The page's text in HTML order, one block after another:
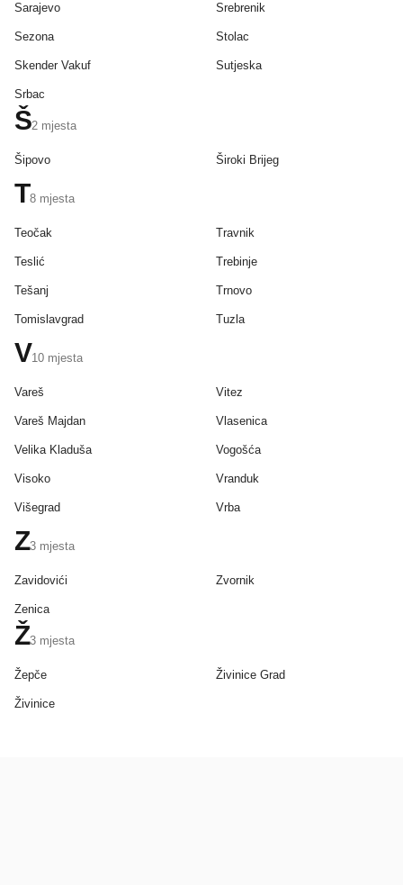
Sarajevo
Sezona
Skender Vakuf
Srbac
Srebrenik
Stolac
Sutjeska
Š2 mjesta
Šipovo Široki Brijeg
T8 mjesta
Teočak
Teslić
Tešanj
Tomislavgrad
Travnik
Trebinje
Trnovo
Tuzla
V10 mjesta
Vareš
Vareš Majdan
Velika Kladuša
Visoko
Višegrad
Vitez
Vlasenica
Vogošća
Vranduk
Vrba
Z3 mjesta
Zavidovići
Zenica
Zvornik
Ž3 mjesta
Žepče
Živinice
Živinice Grad